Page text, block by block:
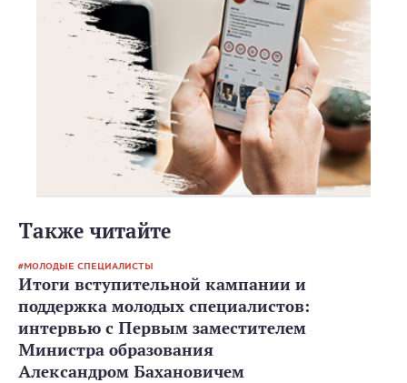
Также читайте
МОЛОДЫЕ СПЕЦИАЛИСТЫ
Итоги вступительной кампании и
поддержка молодых специалистов:
интервью с Первым заместителем
Министра образования
Александром Бахановичем